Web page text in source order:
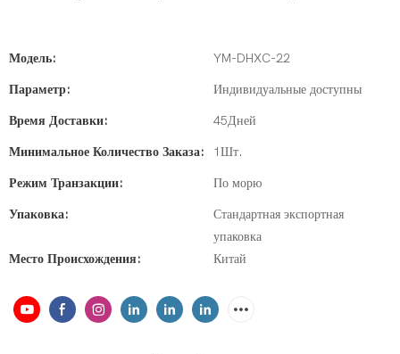
Модель: YM-DHXC-22
Параметр: Индивидуальные доступны
Время Доставки: 45Дней
Минимальное Количество Заказа: 1Шт.
Режим Транзакции: По морю
Упаковка:
Стандартная экспортная
упаковка
Место Происхождения:
Китай